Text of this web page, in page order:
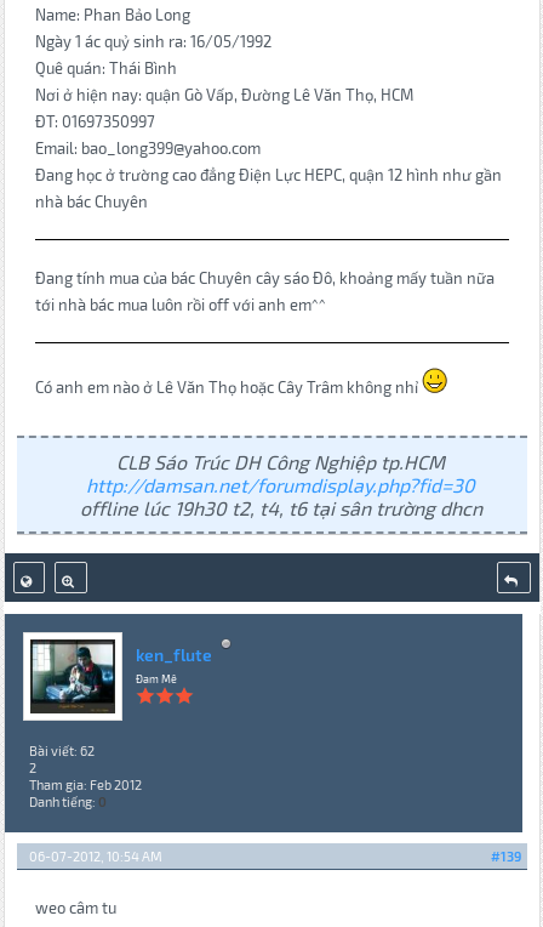
Name: Phan Bảo Long
Ngày 1 ác quỷ sinh ra: 16/05/1992
Quê quán: Thái Bình
Nơi ở hiện nay: quận Gò Vấp, Đường Lê Văn Thọ, HCM
ĐT: 01697350997
Email: bao_long399@yahoo.com
Đang học ở trường cao đẳng Điện Lực HEPC, quận 12 hình như gần
nhà bác Chuyên
Đang tính mua của bác Chuyên cây sáo Đô, khoảng mấy tuần nữa
tới nhà bác mua luôn rồi off với anh em^^
Có anh em nào ở Lê Văn Thọ hoặc Cây Trâm không nhỉ
CLB Sáo Trúc DH Công Nghiệp tp.HCM
http://damsan.net/forumdisplay.php?fid=30
offline lúc 19h30 t2, t4, t6 tại sân trường dhcn
ken_flute
Đam Mê
Bài viết: 62
2
Tham gia: Feb 2012
Danh tiếng: 0
#139
06-07-2012, 10:54 AM
weo câm tu